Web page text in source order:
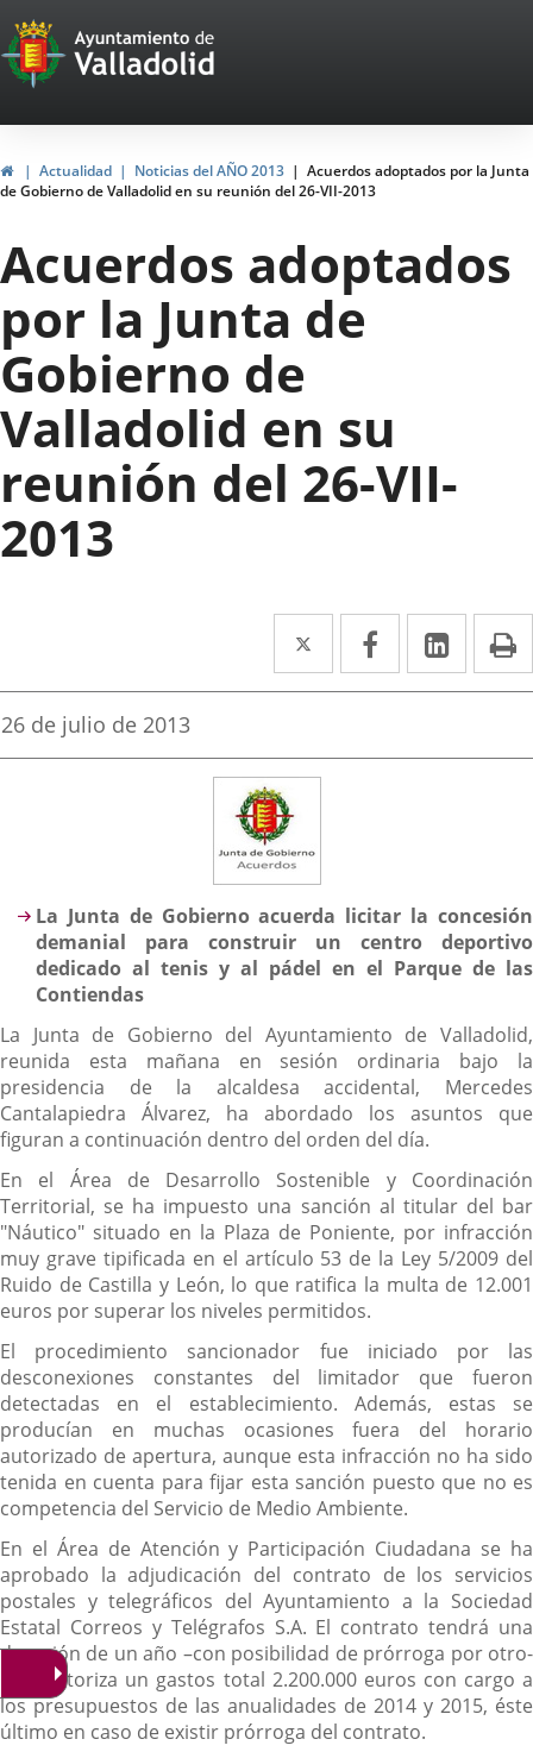
Portal
Web
del
Ayuntamiento
de
Valladolid
InicioActualidad Noticias del AÑO 2013
Acuerdos adoptados por la Junta
de Gobierno de Valladolid en su reunión del 26-VII-2013
Acuerdos adoptados
por la Junta de
Gobierno de
Valladolid en su
reunión del 26-VII-
2013
Twitter
Enlace
a
aplicación
Facebook
Enlace
a
aplicación
Enlace
a
Fecha
la
26 de julio de 2013
Descripción
La Junta de Gobierno acuerda licitar la concesión
demanial para construir un centro deportivo
dedicado al tenis y al pádel en el Parque de las
Contiendas
La Junta de Gobierno del Ayuntamiento de Valladolid,
reunida esta mañana en sesión ordinaria bajo la
presidencia de la alcaldesa accidental, Mercedes
Cantalapiedra Álvarez, ha abordado los asuntos que
figuran a continuación dentro del orden del día.
En el Área de Desarrollo Sostenible y Coordinación
Territorial, se ha impuesto una sanción al titular del bar
"Náutico" situado en la Plaza de Poniente, por infracción
muy grave tipificada en el artículo 53 de la Ley 5/2009 del
Ruido de Castilla y León, lo que ratifica la multa de 12.001
euros por superar los niveles permitidos.
El procedimiento sancionador fue iniciado por las
desconexiones constantes del limitador que fueron
detectadas en el establecimiento. Además, estas se
producían en muchas ocasiones fuera del horario
autorizado de apertura, aunque esta infracción no ha sido
tenida en cuenta para fijar esta sanción puesto que no es
competencia del Servicio de Medio Ambiente.
En el Área de Atención y Participación Ciudadana se ha
aprobado la adjudicación del contrato de los servicios
postales y telegráficos del Ayuntamiento a la Sociedad
Estatal Correos y Telégrafos S.A. El contrato tendrá una
duración de un año –con posibilidad de prórroga por otro-
y se autoriza un gastos total 2.200.000 euros con cargo a
los presupuestos de las anualidades de 2014 y 2015, éste
último en caso de existir prórroga del contrato.